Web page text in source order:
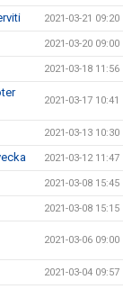
2021-03-21 09:20
2021-03-20 09:00
2021-03-18 11:56
2021-03-17 10:41
2021-03-13 10:30
2021-03-12 11:47
2021-03-08 15:45
2021-03-08 15:15
2021-03-06 09:00
2021-03-04 09:57